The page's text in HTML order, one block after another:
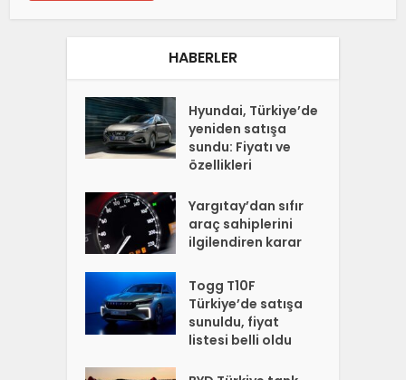
HABERLER
Hyundai, Türkiye’de
yeniden satışa
sundu: Fiyatı ve
özellikleri
Yargıtay’dan sıfır
araç sahiplerini
ilgilendiren karar
Togg T10F
Türkiye’de satışa
sunuldu, fiyat
listesi belli oldu